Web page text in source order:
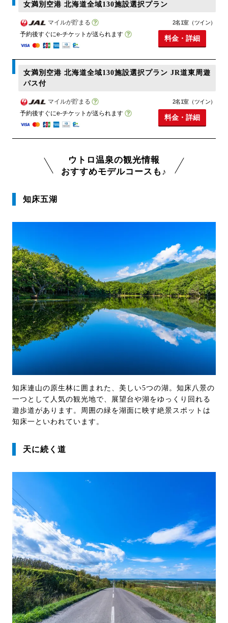
女満別空港 北海道全域130施設選択プラン
マイルが貯まる
予約後すぐにe-チケットが送られます
2名1室（ツイン）
料金・詳細
女満別空港 北海道全域130施設選択プラン JR道東周遊
パス付
マイルが貯まる
予約後すぐにe-チケットが送られます
2名1室（ツイン）
料金・詳細
ウトロ温泉の観光情報
おすすめモデルコースも♪
知床五湖
知床連山の原生林に囲まれた、美しい5つの湖。知床八景の
一つとして人気の観光地で、展望台や湖をゆっくり回れる
遊歩道があります。周囲の緑を湖面に映す絶景スポットは
知床一といわれています。
天に続く道